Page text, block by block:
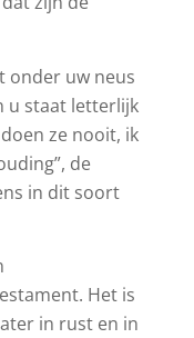
onder uw neus
u staat letterlijk
ze nooit, ik
de
in dit soort
Het is
in rust en in